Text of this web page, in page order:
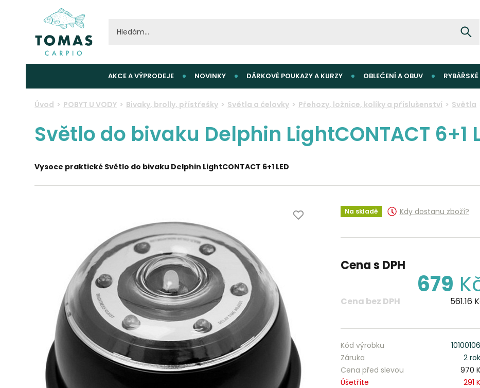
AKCE A VÝPRODEJE NOVINKY DÁRKOVÉ POUKAZY A KURZY OBLEČENÍ A OBUV
Úvod POBYT U VODY Bivaky, brolly, přístřešky Světla a čelovky Přehozy, ložnice, kolíky a příslušenství Světla
Světlo do bivaku Delphin LightCONTACT 6+1
Vysoce praktické Světlo do bivaku Delphin LightCONTACT 6+1 LED
Na skladě Kdy dostanu zboží?
Cena s DPH
679
Cena bez DPH 561.16
Kód výrobku
Záruka
2
Cena před slevou
970
Úšetříte
291